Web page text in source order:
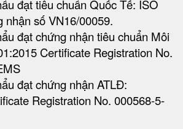
đạt tiêu chuẩn Quốc Tế: ISO
nhận số VN16/00059.
đạt chứng nhận tiêu chuẩn Môi
Certificate Registration No.
đạt chứng nhận ATLĐ:
Registration No. 000568-5-